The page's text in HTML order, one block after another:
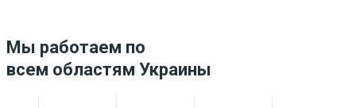
Мы работаем по
всем областям Украины